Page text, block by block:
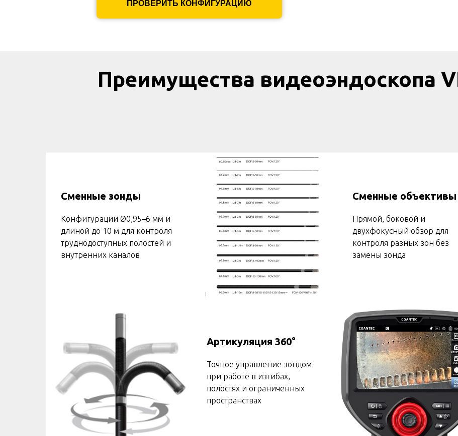
ПРОВЕРИТЬ КОНФИГУРАЦИЮ
Преимущества видеоэндоскопа
Сменные зонды
Конфигурации Ø0,95–6 мм и
длиной до 10 м для контроля
труднодоступных полостей и
внутренних каналов
Сменные объективы
Прямой, боковой и
двухфокусный обзор для
контроля разных зон без
замены зонда
Артикуляция 360°
Точное управление зондом
при работе в изгибах,
полостях и ограниченных
пространствах